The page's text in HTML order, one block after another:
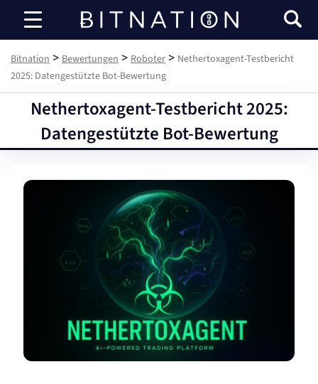
Bitnation
Bitnation > Bewertungen > Roboter > Nethertoxagent-Testbericht
2025: Datengestützte Bot-Bewertung
Nethertoxagent-Testbericht 2025:
Datengestützte Bot-Bewertung